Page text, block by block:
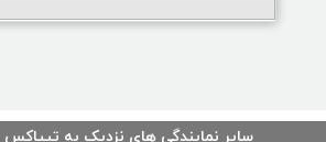
سایر نمایندگی های نزدیک به تیپاکس